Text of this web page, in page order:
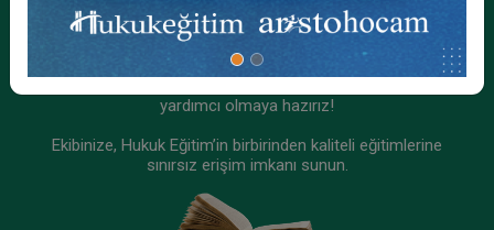
Kurumsal Teklif Alın
yardımcı olmaya hazırız!
Ekibinize, Hukuk Eğitim’in birbirinden kaliteli eğitimlerine
sınırsız erişim imkanı sunun.